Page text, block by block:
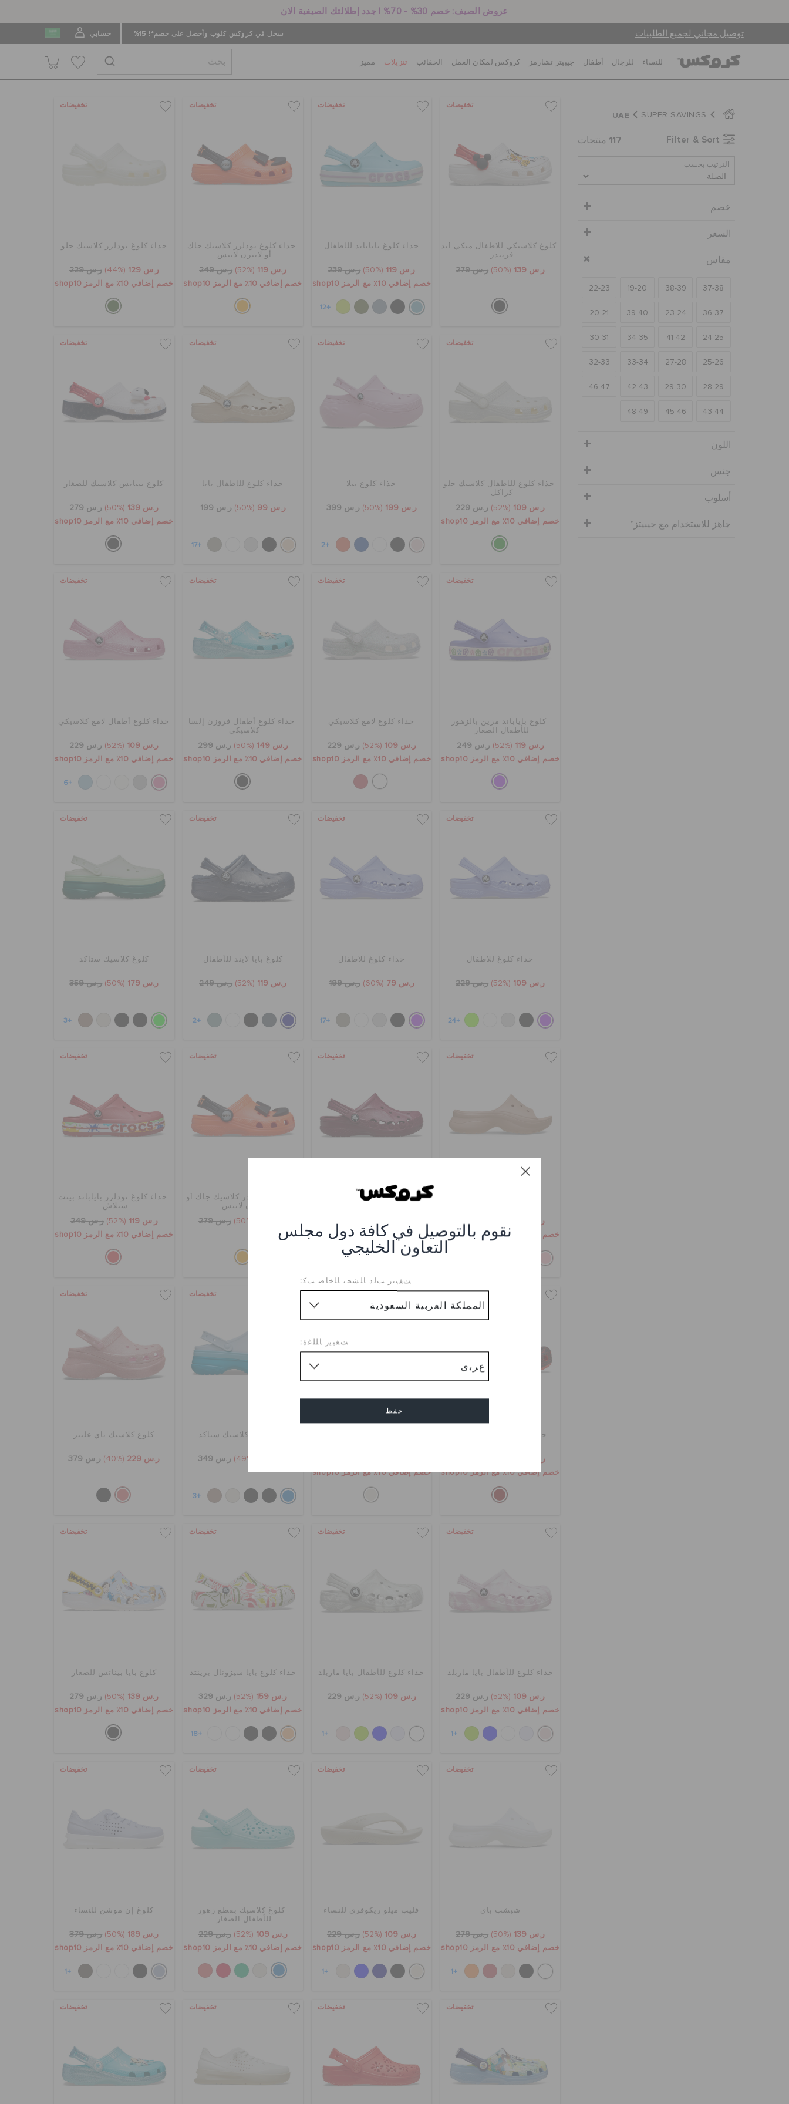
عروض الصيف: خصم 30% - 70% | جدد إطلالتك الصيفية الان
توصيل مجاني لجميع الطلبيات سجل في كروكس كلوب وأحصل على خصم*! 15% حسابي
نقوم بالتوصيل في كافة دول مجلس
التعاون الخليجي
ﺖﻐﻴﻳﺭ ﺐﻟﺩ ﺎﻠﺸﺤﻧ ﺎﻠﺧﺎﺻ ﺐﻛ:
ﺖﻐﻴﻳﺭ ﺎﻠﻠﻏﺓ:
حفظ
للنساء للرجال أطفال جيبيتز تشارمز كروكس لمكان العمل الحقائب تنزيلات مميز
SUPER SAVINGS
UAE
Filter & Sort
117 منتجات
الترتيب بحسب
خصم
السعر
مقاس
37-38
38-39
19-20
22-23
36-37
23-24
39-40
20-21
24-25
41-42
34-35
30-31
25-26
27-28
33-34
32-33
28-29
29-30
42-43
46-47
43-44
45-46
48-49
اللون
جنس
أسلوب
جاهز للاستخدام مع جيبيتز™
تخفيضات
كلوغ كلاسيكي للاطفال ميكي أند
فريندز
ر.س 139 (50%) ر.س 279
تخفيضات
حذاء كلوغ باياباند للأطفال
ر.س 119 (50%) ر.س 239
خصم إضافي 10٪ مع الرمز shop10
+12
تخفيضات
حذاء كلوغ تودلرز كلاسيك جاك
أو لانترن لايتس
ر.س 119 (52%) ر.س 249
خصم إضافي 10٪ مع الرمز shop10
تخفيضات
حذاء كلوغ تودلرز كلاسيك جلو
ر.س 129 (44%) ر.س 229
خصم إضافي 10٪ مع الرمز shop10
تخفيضات
حذاء كلوغ للأطفال كلاسيك جلو
كراكل
ر.س 109 (52%) ر.س 229
خصم إضافي 10٪ مع الرمز shop10
تخفيضات
حذاء كلوغ بيلا
ر.س 199 (50%) ر.س 399
+2
تخفيضات
حذاء كلوغ للأطفال بايا
ر.س 99 (50%) ر.س 199
+17
تخفيضات
كلوغ بيناتس كلاسيك للصغار
ر.س 139 (50%) ر.س 279
خصم إضافي 10٪ مع الرمز shop10
تخفيضات
كلوغ باياباند مزين بالزهور
للأطفال الصغار
ر.س 119 (52%) ر.س 249
خصم إضافي 10٪ مع الرمز shop10
تخفيضات
حذاء كلوغ لامع كلاسيكي
ر.س 109 (52%) ر.س 229
خصم إضافي 10٪ مع الرمز shop10
تخفيضات
حذاء كلوغ أطفال فروزن إلسا
كلاسيكي
ر.س 149 (50%) ر.س 299
خصم إضافي 10٪ مع الرمز shop10
تخفيضات
حذاء كلوغ أطفال لامع كلاسيكي
ر.س 109 (52%) ر.س 229
خصم إضافي 10٪ مع الرمز shop10
+6
تخفيضات
حذاء كلوغ للاطفال
ر.س 109 (52%) ر.س 229
+24
تخفيضات
حذاء كلوغ للاطفال
ر.س 79 (60%) ر.س 199
+17
تخفيضات
كلوغ بايا لايند للأطفال
ر.س 119 (52%) ر.س 249
+2
تخفيضات
كلوغ كلاسيك ستاكد
ر.س 179 (50%) ر.س 359
+3
تخفيضات
ر.س 139
خصم إضافي 10٪ مع الرمز shop10
تخفيضات
حذاء كلوغ بايا للأطفال
تخفيضات
حذاء كلوغ كيدز كلاسيك جاك أو
لانترن لايتس
ر.س 279
تخفيضات
حذاء كلوغ تودلرز باياباند بينت
سبلاش
ر.س 119 (52%) ر.س 249
خصم إضافي 10٪ مع الرمز shop10
حذاء كلوغ للأطفال كلاسيك
ر.س 129
خصم إضافي 10٪ مع الرمز shop10 خصم إضافي 10٪ مع الرمز shop10
تخفيضات
حذاء كلوغ كلاسيك ستاكد
ر.س 349
+3
تخفيضات
كلوغ كلاسيك باي غليتر
ر.س 229 (40%) ر.س 379
تخفيضات
حذاء كلوغ للأطفال بايا ماربلد
ر.س 109 (52%) ر.س 229
خصم إضافي 10٪ مع الرمز shop10
+1
تخفيضات
حذاء كلوغ للأطفال بايا ماربلد
ر.س 109 (52%) ر.س 229
+1
تخفيضات
حذاء كلوغ بايا سيزونال برينتد
ر.س 159 (52%) ر.س 329
خصم إضافي 10٪ مع الرمز shop10
+18
تخفيضات
كلوغ بايا بيناتس للصغار
ر.س 139 (50%) ر.س 279
خصم إضافي 10٪ مع الرمز shop10
تخفيضات
شبشب باي
ر.س 139 (50%) ر.س 279
خصم إضافي 10٪ مع الرمز shop10
+1
تخفيضات
فليب ميلو ريكوفري للنساء
ر.س 109 (52%) ر.س 229
خصم إضافي 10٪ مع الرمز shop10
+1
تخفيضات
كلوغ كلاسيك بقطع زهور
للأطفال الصغار
ر.س 109 (52%) ر.س 229
خصم إضافي 10٪ مع الرمز shop10
تخفيضات
كلوغ إن موشن للنساء
ر.س 189 (50%) ر.س 379
خصم إضافي 10٪ مع الرمز shop10
+1
تخفيضات تخفيضات تخفيضات تخفيضات